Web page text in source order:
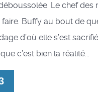
Le chef
Buffy au bout de
d’où elle s’est
c’est bien la réalité...